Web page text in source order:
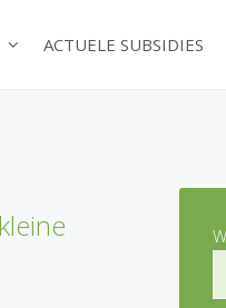
ACTUELE SUBSIDIES